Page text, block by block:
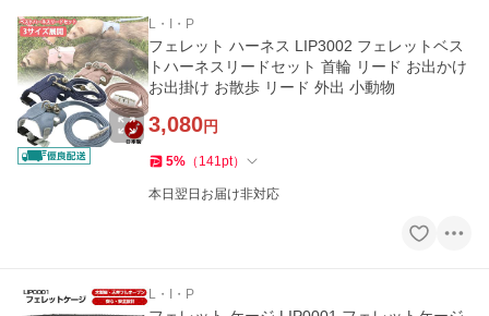
L・I・P
フェレット ハーネス LIP3002 フェレットベス
トハーネスリードセット 首輪 リード お出かけ
お出掛け お散歩 リード 外出 小動物
3,080円
5% （ 141pt）
本日翌日お届け非対応
L・I・P